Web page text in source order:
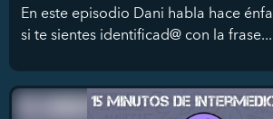
En este episodio Dani habla hace
si te sientes identificad@ con la frase...